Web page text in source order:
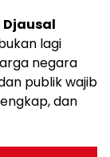
lagi
negara
publik wajib
dan